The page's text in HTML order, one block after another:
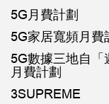
5G月費計劃
5G家居寬頻月費
5G數據三地自「
月費計劃
3SUPREME